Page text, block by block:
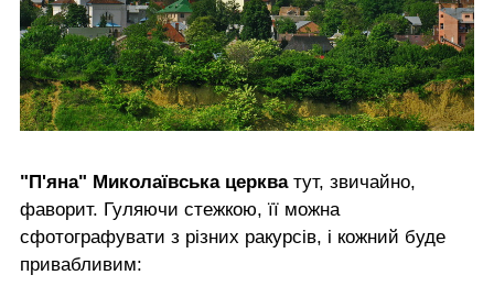
"П'яна" Миколаївська церкватут, звичайно,
фаворит. Гуляючи стежкою, її можна
сфотографувати з різних ракурсів, і кожний буде
привабливим: